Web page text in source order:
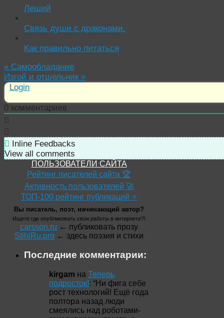
Леший
Связь души с драконами.
Как правильно питаться
« Самообладание
Изгой и отшельник »
Login
0 комментариев
Inline Feedbacks
View all comments
ПОЛЬЗОВАТЕЛИ САЙТА
Рейтинг писателей сайта 🏆
Активность пользователей 🚀
ТОП-100 рейтинг публикаций ⭐
Вы писатель, поэт, начинающий автор?
Ищете где опубликовать свои работы в интернете?!
carsson.ru ← публиковать прозу
StihiRu.pro ← здесь поэзия и стихи
Последние комментарии:
kirgam на Теперь
подросток!: “Ни фига себе
рост технологий! Ещё года
полтора назад люди
смеялись над роботами-